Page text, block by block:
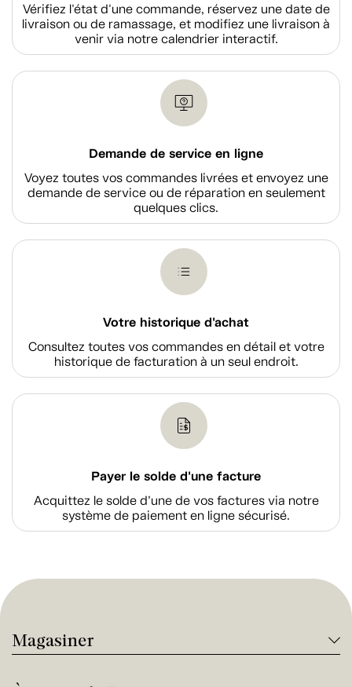
Vérifiez l'état d'une commande, réservez une date de
livraison ou de ramassage, et modifiez une livraison à
venir via notre calendrier interactif.
Demande de service en ligne
Voyez toutes vos commandes livrées et envoyez une
demande de service ou de réparation en seulement
quelques clics.
Votre historique d'achat
Consultez toutes vos commandes en détail et votre
historique de facturation à un seul endroit.
Payer le solde d'une facture
Acquittez le solde d’une de vos factures via notre
système de paiement en ligne sécurisé.
Magasiner